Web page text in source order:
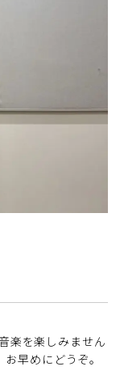
楽を楽しみません
早めにどうぞ。